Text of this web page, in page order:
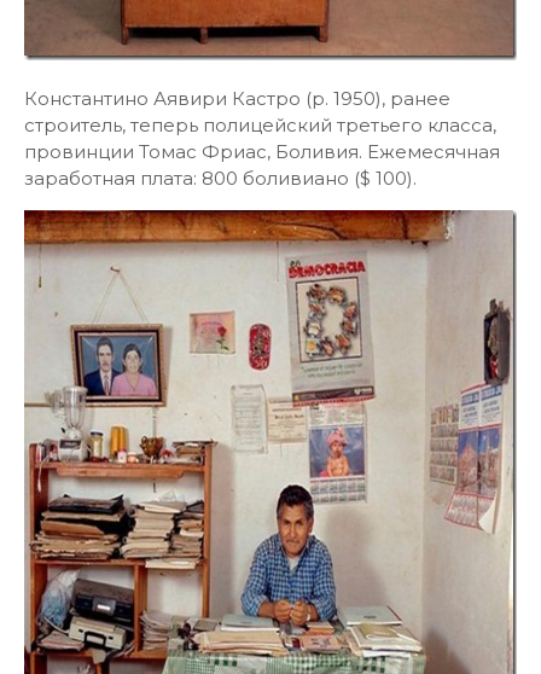
Константино Аявири Кастро (р. 1950), ранее
строитель, теперь полицейский третьего класса,
провинции Томас Фриас, Боливия. Ежемесячная
заработная плата: 800 боливиано ($ 100).